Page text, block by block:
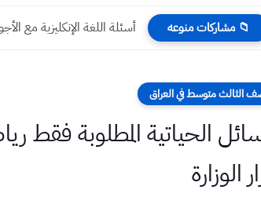
📁 مشاركات منوعه أسئلة اللغة الإنكليزية مع
الثالث متوسط في العراق
الوزارة